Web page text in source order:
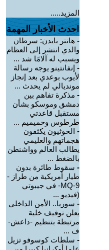
المزيد.....
احدث الأخبار المهمة
- هانتر بايدن: سرطان
والدي انتشر إلى العظام
ويسبب له آلامًا شد ...
- إنفانتينو يوجه رسالة
لأيوب بوعدي بعد إنجاز
مونديالي لم يحدث ...
- مذكرة تفاهم بين
دمشق وموسكو بشأن
مستقبل قاعدتي
طرطوس وحميميم ...
- الحوثيون يكثفون
هجماتهم والعليمي
يطالب العالم وواشنطن
بالضغط ...
- سقوط طائرة بدون
طيار أمريكية من طراز -
MQ-9- في جيبوتي
(فيديو ...
- سوريا.. الأمن الداخلي
يعلن توقيف خلية
مرتبطة بتنظيم -داعش-
ف ...
- سلطات كوسوفو تزيل